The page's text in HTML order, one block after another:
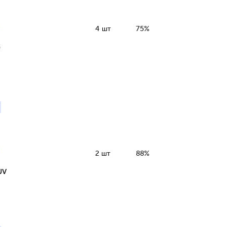
4 шт 75%
2 шт 88%